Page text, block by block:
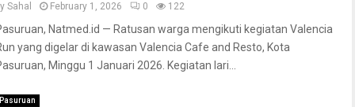
Sahal February 1, 2026 0 122
Natmed.id — Ratusan warga mengikuti kegiatan Valencia
yang digelar di kawasan Valencia Cafe and Resto, Kota
Minggu 1 Januari 2026. Kegiatan lari...
Pasuruan